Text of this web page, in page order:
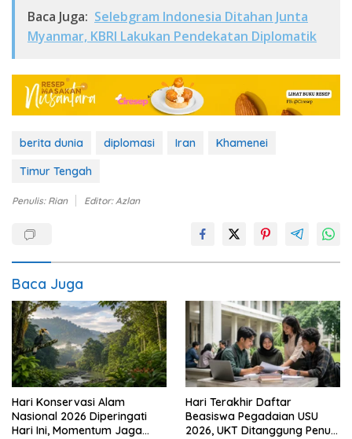
Baca Juga: Selebgram Indonesia Ditahan Junta
Myanmar, KBRI Lakukan Pendekatan Diplomatik
berita dunia diplomasi Iran
Khamenei
Timur Tengah
Penulis: Rian Editor: Azlan
Baca Juga
Hari Konservasi Alam
Nasional 2026 Diperingati
Hari Ini, Momentum Jaga
Hari Terakhir Daftar
Beasiswa Pegadaian USU
2026, UKT Ditanggung Penuh